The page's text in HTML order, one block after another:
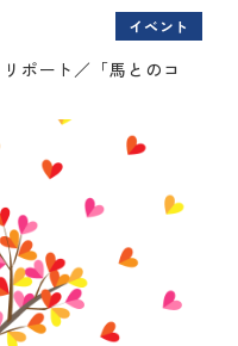
イベント
ポート／「馬とのコ